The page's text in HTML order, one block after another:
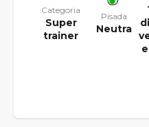
Categoria
Super
trainer
Pisada
Neutra